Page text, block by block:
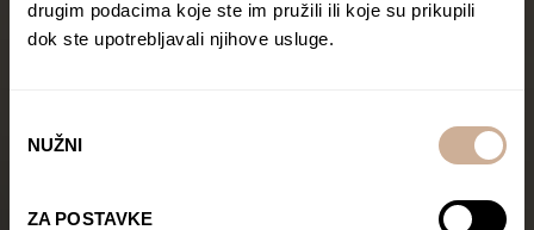
drugim podacima koje ste im pružili ili koje su prikupili
dok ste upotrebljavali njihove usluge.
pristanka
NUŽNI
ZA POSTAVKE